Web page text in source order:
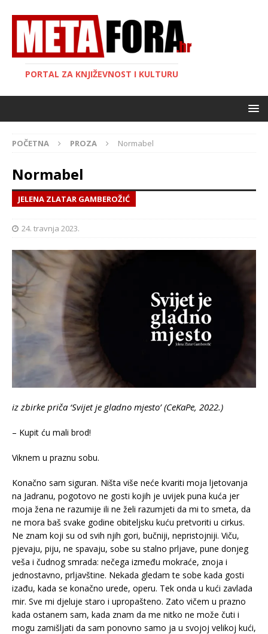
PORTAL ZA KNJIŽEVNOST I KULTURU
POČETNA PROZA Normabel
Normabel
JELENA ZLATAR GAMBEROŽIĆ
24. travnja 2023.
iz zbirke priča ‘Svijet je gladno mjesto’ (CeKaPe, 2022.)
– Kupit ću mali brod!
Viknem u praznu sobu.
Konačno sam siguran. Ništa više neće kvariti moja ljetovanja
na Jadranu, pogotovo ne gosti kojih je uvijek puna kuća jer
moja žena ne razumije ili ne želi razumjeti da mi to smeta, da
ne mora baš svake godine obiteljsku kuću pretvoriti u cirkus.
Ne znam koji su od svih njih gori, bučniji, nepristojniji. Viču,
pjevaju, piju, ne spavaju, sobe su stalno prljave, pune donjeg
veša i čudnog smrada: nečega između mokraće, znoja i
jednostavno, prljavštine. Nekada gledam te sobe kada gosti
izađu, kada se konačno urede, operu. Tek onda u kući zavlada
mir. Sve mi djeluje staro i upropašteno. Zato vičem u prazno
kada ostanem sam, kada znam da me nitko ne može čuti i
mogu zamišljati da sam ponovno samo ja u svojoj velikoj kući,